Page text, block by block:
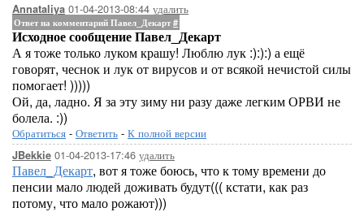
Annataliya 01-04-2013-08:44 удалить
Ответ на комментарий Павел_Декарт#
Исходное сообщение Павел_Декарт
А я тоже только луком крашу! Люблю лук :):):) а ещё
говорят, чеснок и лук от вирусов и от всякой нечистой силы
помогает! )))))
Ой, да, ладно. Я за эту зиму ни разу даже легким ОРВИ не
болела. :))
Обратиться - Ответить - К полной версии
JBekkie 01-04-2013-17:46 удалить
Павел_Декарт, вот я тоже боюсь, что к тому времени до
пенсии мало людей доживать будут((( кстати, как раз
потому, что мало рожают)))